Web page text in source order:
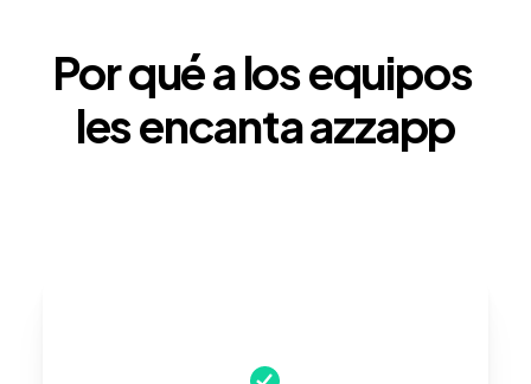
Por qué a los equipos
les encanta azzapp